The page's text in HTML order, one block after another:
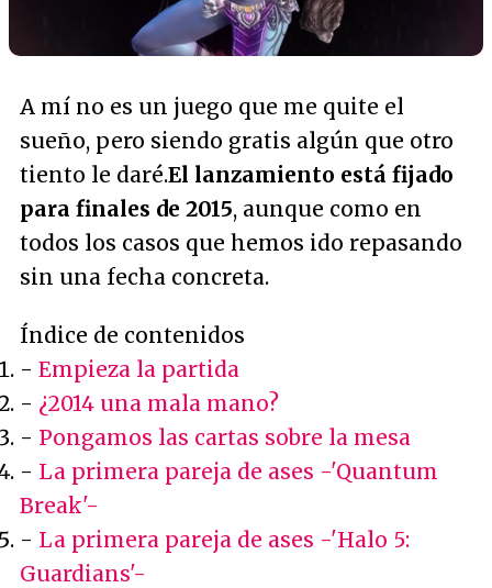
A mí no es un juego que me quite el
sueño, pero siendo gratis algún que otro
tiento le daré.El lanzamiento está fijado
para finales de 2015, aunque como en
todos los casos que hemos ido repasando
sin una fecha concreta.
Índice de contenidos
- Empieza la partida
- ¿2014 una mala mano?
- Pongamos las cartas sobre la mesa
- La primera pareja de ases -'Quantum
Break'-
- La primera pareja de ases -'Halo 5:
Guardians'-